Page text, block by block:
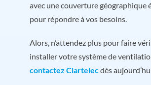
avec une couverture géographique
pour répondre à vos besoins.
Alors, n’attendez plus pour faire
installer votre système de
contactez Clartelecdès